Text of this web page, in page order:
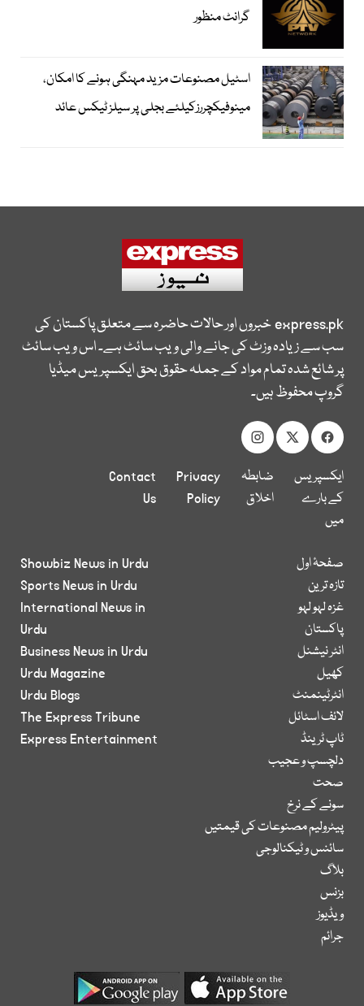
گرانٹ منظور
اسٹیل مصنوعات مزید مہنگی ہونے کا امکان،
مینوفیکچررزکیلئے بجلی پر سیلز ٹیکس عائد
express.pkخبروں اور حالات حاضرہ سے متعلق پاکستان کی
سب سے زیادہ وزٹ کی جانے والی ویب سائٹ ہے۔ اس ویب سائٹ
پر شائع شدہ تمام مواد کے جملہ حقوق بحق ایکسپریس میڈیا
گروپ محفوظ ہیں۔
ایکسپریس
کے بارے
میں
ضابطہ
اخلاق
Privacy
Policy
Contact
Us
صفحۂ اول
تازہ ترین
غزہ لہو لہو
پاکستان
انٹر نیشنل
کھیل
انٹرٹینمنٹ
لائف اسٹائل
ٹاپ ٹرینڈ
دلچسپ و عجیب
صحت
سونے کے نرخ
پیٹرولیم مصنوعات کی قیمتیں
سائنس و ٹیکنالوجی
بلاگ
بزنس
ویڈیوز
جرائم
Showbiz News in Urdu
Sports News in Urdu
International News in
Urdu
Business News in Urdu
Urdu Magazine
Urdu Blogs
The Express Tribune
Express Entertainment